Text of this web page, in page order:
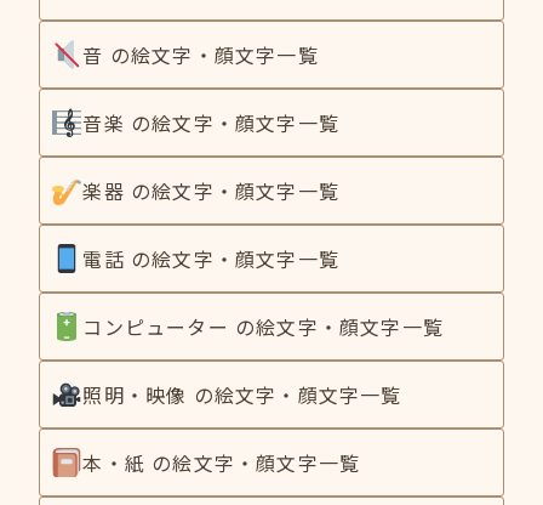
音 の絵文字・顔文字一覧
音楽 の絵文字・顔文字一覧
楽器 の絵文字・顔文字一覧
電話 の絵文字・顔文字一覧
コンピューター の絵文字・顔文字一覧
照明・映像 の絵文字・顔文字一覧
本・紙 の絵文字・顔文字一覧